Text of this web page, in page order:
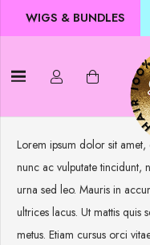
WIGS & BUNDLES
Lorem ipsum dolor sit
nunc ac vulputate tincidunt,
urna sed leo. Mauris in
ultrices lacus. Ut mattis quis
metus. Etiam cursus orci